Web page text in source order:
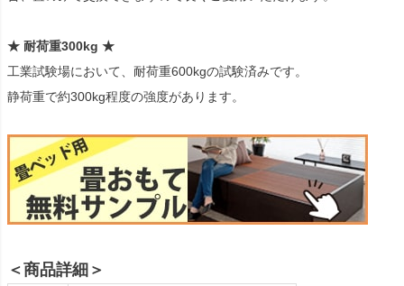
★ 耐荷重300kg ★
工業試験場において、耐荷重600kgの試験済みです。
静荷重で約300kg程度の強度があります。
＜商品詳細＞